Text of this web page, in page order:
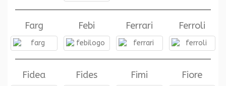
Farg Febi Ferrari Ferroli
Fidea Fides Fimi Fiore